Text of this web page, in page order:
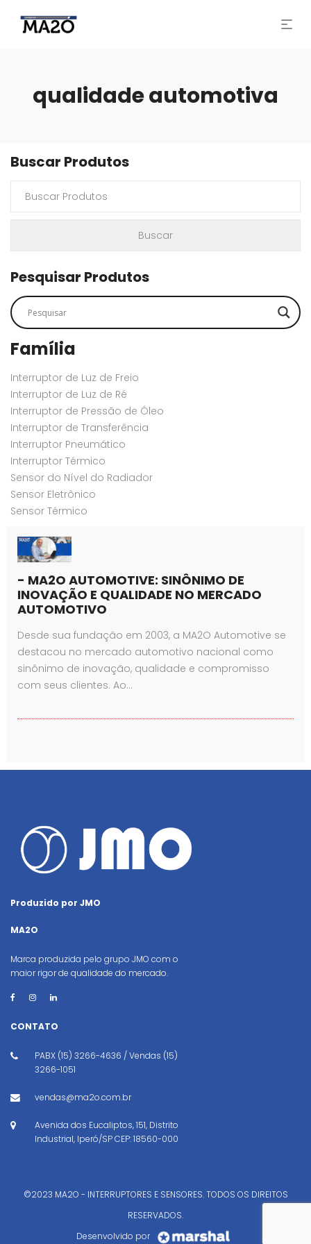
qualidade automotiva
Buscar Produtos
Pesquisar Produtos
Família
Interruptor de Luz de Freio
Interruptor de Luz de Ré
Interruptor de Pressão de Óleo
Interruptor de Transferência
Interruptor Pneumático
Interruptor Térmico
Sensor do Nível do Radiador
Sensor Eletrônico
Sensor Térmico
- MA2O AUTOMOTIVE: SINÔNIMO DE
INOVAÇÃO E QUALIDADE NO MERCADO
AUTOMOTIVO
Desde sua fundação em 2003, a MA2O Automotive se
destacou no mercado automotivo nacional como
sinônimo de inovação, qualidade e compromisso
com seus clientes. Ao…
Produzido por JMO
MA2O
Marca produzida pelo grupo JMO com o
maior rigor de qualidade do mercado.
CONTATO
PABX (15) 3266-4636 / Vendas (15)
3266-1051
vendas@ma2o.com.br
Avenida dos Eucaliptos, 151, Distrito
Industrial, Iperó/SP CEP: 18560-000
©2023 MA2O - INTERRUPTORES E SENSORES. TODOS OS DIREITOS
RESERVADOS.
Desenvolvido por